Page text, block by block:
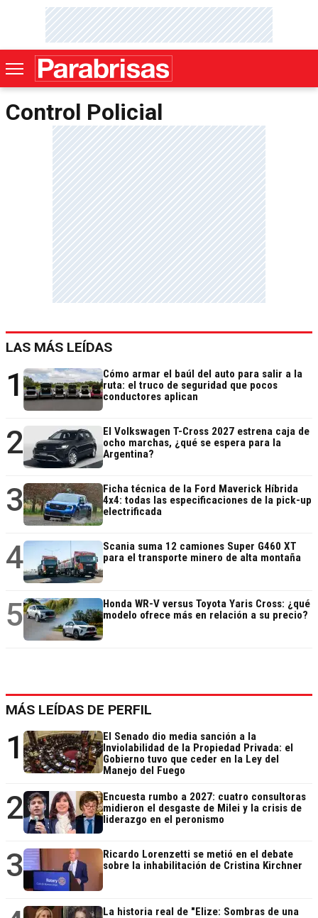
Control Policial
LAS MÁS LEÍDAS
1
Cómo armar el baúl del auto para salir a la
ruta: el truco de seguridad que pocos
conductores aplican
2
El Volkswagen T-Cross 2027 estrena caja de
ocho marchas, ¿qué se espera para la
Argentina?
3
Ficha técnica de la Ford Maverick Híbrida
4x4: todas las especificaciones de la pick-up
electrificada
4
Scania suma 12 camiones Super G460 XT
para el transporte minero de alta montaña
5
Honda WR-V versus Toyota Yaris Cross: ¿qué
modelo ofrece más en relación a su precio?
MÁS LEÍDAS DE PERFIL
1
El Senado dio media sanción a la
Inviolabilidad de la Propiedad Privada: el
Gobierno tuvo que ceder en la Ley del
Manejo del Fuego
2
Encuesta rumbo a 2027: cuatro consultoras
midieron el desgaste de Milei y la crisis de
liderazgo en el peronismo
3
Ricardo Lorenzetti se metió en el debate
sobre la inhabilitación de Cristina Kirchner
La historia real de "Elize: Sombras de una